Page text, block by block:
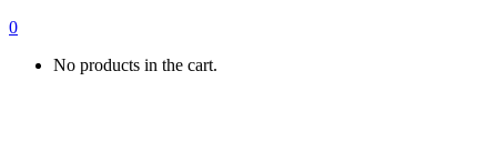
0
No products in the cart.